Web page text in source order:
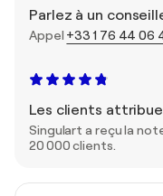
Parlez à un
Appel +33 1 76 44 06
Les clients
Singulart a reçu la
20 000 clients.